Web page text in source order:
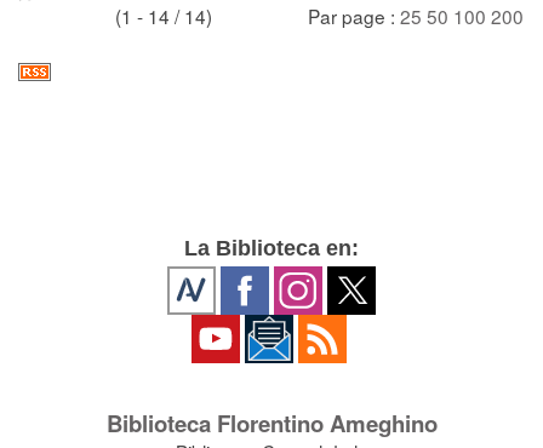
(1 - 14 / 14) Par page : 25 50 100 200
La Biblioteca en:
Biblioteca Florentino Ameghino